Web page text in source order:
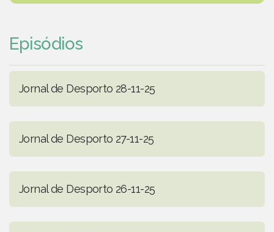
Episódios
Jornal de Desporto 28-11-25
Jornal de Desporto 27-11-25
Jornal de Desporto 26-11-25